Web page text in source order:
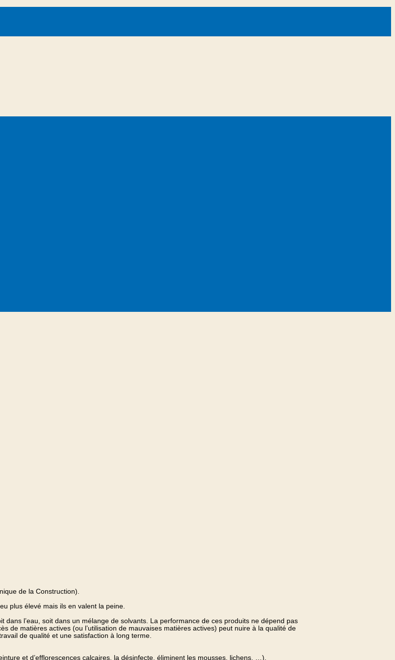
de la Construction).
plus élevé mais ils en valent la peine.
l’eau, soit dans un mélange de solvants. La performance de ces produits ne dépend pas
de matières actives (ou l’utilisation de mauvaises matières actives) peut nuire à la qualité de
de qualité et une satisfaction à long terme.
et d’efflorescences calcaires, la désinfecte, éliminent les mousses, lichens, …).